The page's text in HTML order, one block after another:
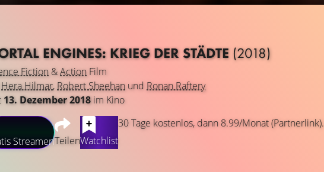
ENGINES: KRIEG DER STÄDTE (2018)
Fiction &Action Film
Hera Hilmar, Robert Sheehan und Ronan Raftery
13. Dezember 2018im Kino
StreamenTeilenWatchlist
30 Tage kostenlos, dann 8.99/Monat (Partnerlink).